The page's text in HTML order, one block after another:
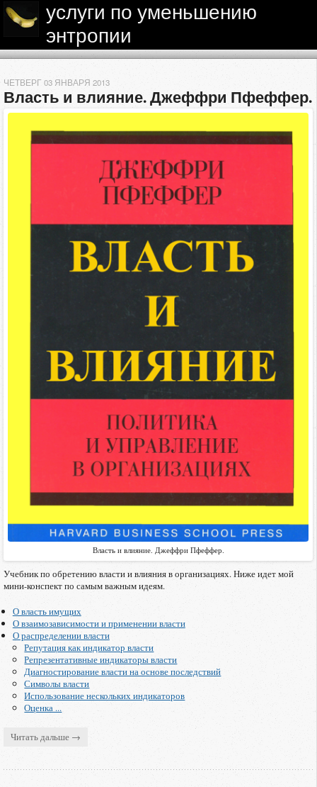
услуги по уменьшению
энтропии
Власть и влияние. Джеффри Пфеффер.
ЧЕТВЕРГ 03 ЯНВАРЯ 2013
Власть и влияние. Джеффри Пфеффер.
Учебник по обретению власти и влияния в организациях. Ниже идет мой
мини-конспект по самым важным идеям.
О власть имущих
О взаимозависимости и применении власти
О распределении власти
Репутация как индикатор власти
Репрезентативные индикаторы власти
Диагностирование власти на основе последствий
Символы власти
Использование нескольких индикаторов
Оценка ...
Читать дальше →